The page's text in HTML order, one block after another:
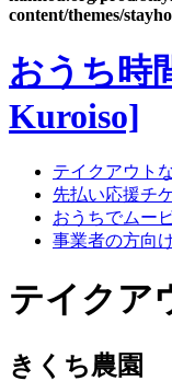
content/themes/
おうち時
Kuroiso]
テイクアウト
先払い応援チ
おうちでムー
事業者の方向
テイクア
きくち農園